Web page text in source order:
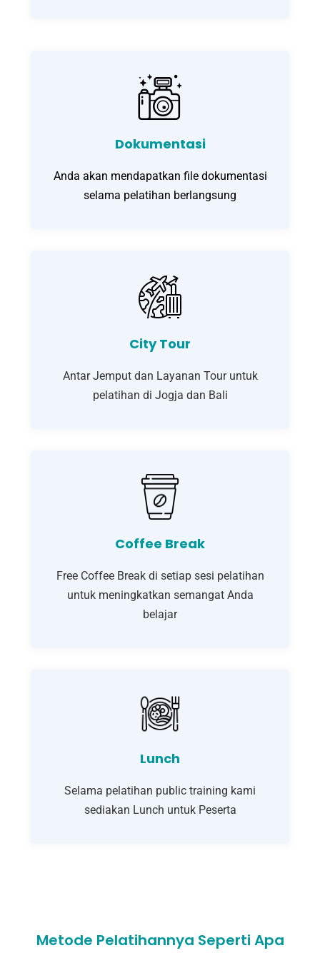
Dokumentasi
Anda akan mendapatkan file dokumentasi
selama pelatihan berlangsung
City Tour
Antar Jemput dan Layanan Tour untuk
pelatihan di Jogja dan Bali
Coffee Break
Free Coffee Break di setiap sesi pelatihan
untuk meningkatkan semangat Anda
belajar
Lunch
Selama pelatihan public training kami
sediakan Lunch untuk Peserta
Metode Pelatihannya Seperti Apa